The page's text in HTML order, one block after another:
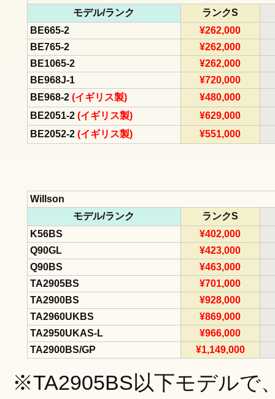
モデル/ランク
ランクS
BE665-2
¥262,000
BE765-2
¥262,000
BE1065-2
¥262,000
BE968J-1
¥720,000
BE968-2(イギリス製)
¥480,000
BE2051-2(イギリス製)
¥629,000
BE2052-2(イギリス製) ¥551,000
Willson
モデル/ランク
ランクS
K56BS
¥402,000
Q90GL
¥423,000
Q90BS
¥463,000
TA2905BS
¥701,000
TA2900BS
¥928,000
TA2960UKBS
¥869,000
TA2950UKAS-L
¥966,000
TA2900BS/GP
¥1,149,000
※TA2905BS以下モデルで